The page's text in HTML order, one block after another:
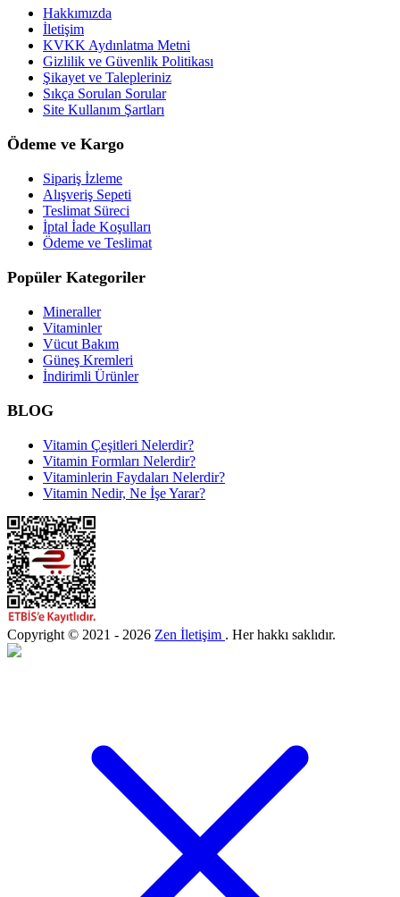
Hakkımızda
İletişim
KVKK Aydınlatma Metni
Gizlilik ve Güvenlik Politikası
Şikayet ve Talepleriniz
Sıkça Sorulan Sorular
Site Kullanım Şartları
Ödeme ve Kargo
Sipariş İzleme
Alışveriş Sepeti
Teslimat Süreci
İptal İade Koşulları
Ödeme ve Teslimat
Popüler Kategoriler
Mineraller
Vitaminler
Vücut Bakım
Güneş Kremleri
İndirimli Ürünler
BLOG
Vitamin Çeşitleri Nelerdir?
Vitamin Formları Nelerdir?
Vitaminlerin Faydaları Nelerdir?
Vitamin Nedir, Ne İşe Yarar?
Copyright © 2021 - 2026 Zen İletişim . Her hakkı saklıdır.